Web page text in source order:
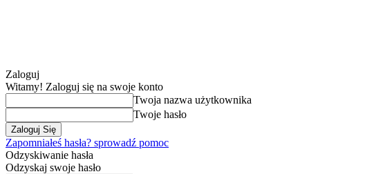
Zaloguj
Witamy! Zaloguj się na swoje konto
Twoja nazwa użytkownika
Twoje hasło
Zapomniałeś hasła? sprowadź pomoc
Odzyskiwanie hasła
Odzyskaj swoje hasło